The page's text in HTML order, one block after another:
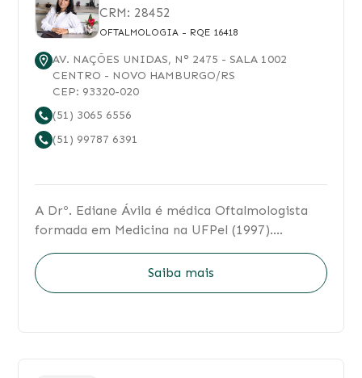
CRM: 28452
OFTALMOLOGIA - RQE 16418
AV. NAÇÕES UNIDAS, N° 2475 - SALA 1002
CENTRO - NOVO HAMBURGO/RS
CEP: 93320-020
(51) 3065 6556
(51) 99787 6391
A Drº. Ediane Ávila é médica Oftalmologista
formada em Medicina na UFPel (1997).
da Lagoa, Rio de Janeiro (residência
reconhecida pelo MEC). Sub-especialização em
Saiba mais